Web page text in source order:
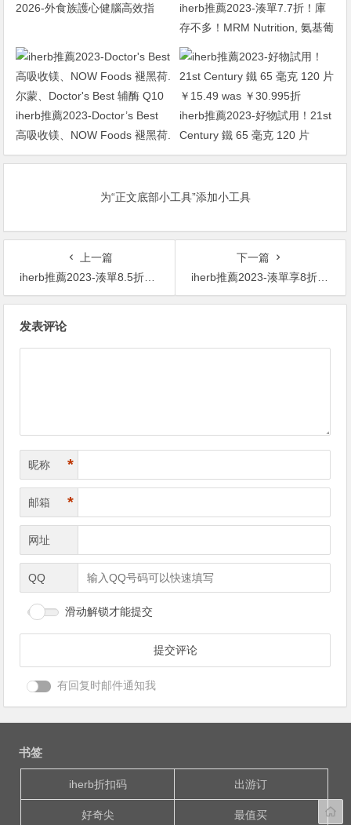
2026-外食族護心健腦高效指
iherb推薦2023-湊單7.7折！庫
存不多！MRM Nutrition, 氨基葡
萄糖軟骨素 90粒 ￥90.67was
iherb推薦2023-Doctor’s Best
高吸收镁、NOW Foods 褪黑荷.
尔蒙、Doctor’s Best 辅酶 Q10
iherb推薦2023-好物試用！21st
Century 鐵 65 毫克 120 片
￥15.49 was ￥30.995折
为“正文底部小工具”添加小工具
上一篇
iherb推薦2023-湊單8.5折！Sports Research 歐米伽-3 魚油 三倍功效 1250毫克 120粒軟凝膠 ￥283.29 was ￥333.288.5折
下一篇
iherb推薦2023-湊單享8折！California Gold Nutrition 歐米伽 800 醫級魚油 1000毫克 30粒魚明膠軟凝膠 ￥56.48 was ￥70.618折
发表评论
昵称 *
邮箱 *
网址
QQ
滑动解锁才能提交
有回复时邮件通知我
书签
iherb折扣码 出游订
好奇尖 最值买